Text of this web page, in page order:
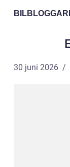
30 juni 2026